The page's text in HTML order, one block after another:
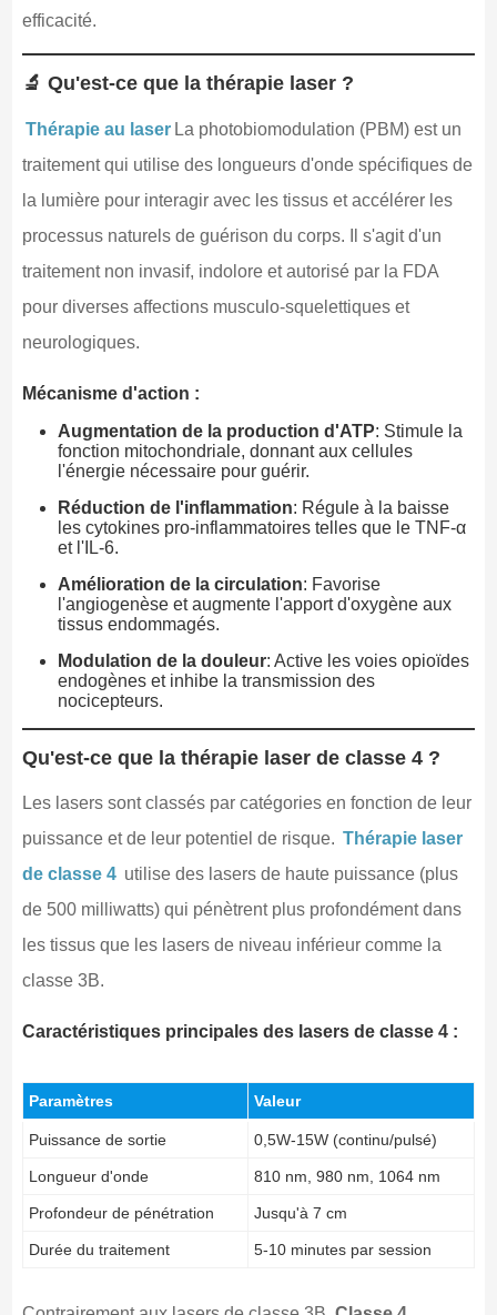
efficacité.
🔬 Qu'est-ce que la thérapie laser ?
Thérapie au laser La photobiomodulation (PBM) est un
traitement qui utilise des longueurs d'onde spécifiques de
la lumière pour interagir avec les tissus et accélérer les
processus naturels de guérison du corps. Il s'agit d'un
traitement non invasif, indolore et autorisé par la FDA
pour diverses affections musculo-squelettiques et
neurologiques.
Mécanisme d'action :
Augmentation de la production d'ATP: Stimule la
fonction mitochondriale, donnant aux cellules
l'énergie nécessaire pour guérir.
Réduction de l'inflammation: Régule à la baisse
les cytokines pro-inflammatoires telles que le TNF-α
et l'IL-6.
Amélioration de la circulation: Favorise
l'angiogenèse et augmente l'apport d'oxygène aux
tissus endommagés.
Modulation de la douleur: Active les voies opioïdes
endogènes et inhibe la transmission des
nocicepteurs.
Qu'est-ce que la thérapie laser de classe 4 ?
Les lasers sont classés par catégories en fonction de leur
puissance et de leur potentiel de risque. Thérapie laser
de classe 4 utilise des lasers de haute puissance (plus
de 500 milliwatts) qui pénètrent plus profondément dans
les tissus que les lasers de niveau inférieur comme la
classe 3B.
Caractéristiques principales des lasers de classe 4 :
Paramètres Valeur
Puissance de sortie 0,5W-15W (continu/pulsé)
Longueur d'onde 810 nm, 980 nm, 1064 nm
Profondeur de pénétration Jusqu'à 7 cm
Durée du traitement 5-10 minutes par session